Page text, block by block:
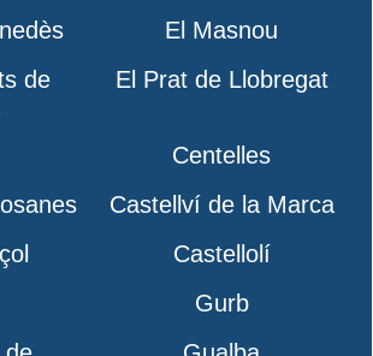
El Masnou
de
El Prat de Llobregat
Centelles
Castellví de la Marca
Castellolí
Gurb